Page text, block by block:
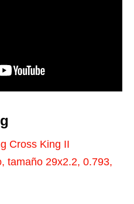
Cross King II
tamaño 29x2.2, 0.793,